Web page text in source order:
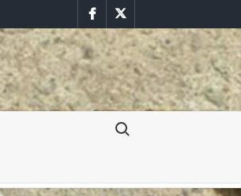
FacebookTwitter
Buscar: